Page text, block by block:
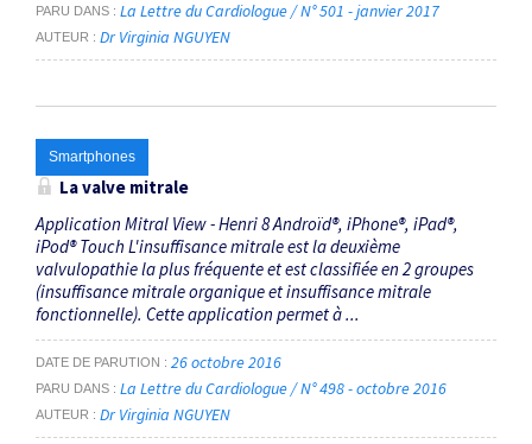
PARU DANS La Lettre du Cardiologue / N° 501 - janvier 2017
AUTEUR Dr Virginia NGUYEN
Smartphones
La valve mitrale
Application Mitral View - Henri 8 Androïd®, iPhone®, iPad®,
iPod® Touch L'insuffisance mitrale est la deuxième
valvulopathie la plus fréquente et est classifiée en 2 groupes
(insuffisance mitrale organique et insuffisance mitrale
fonctionnelle). Cette application permet à ...
DATE DE PARUTION 26 octobre 2016
PARU DANS La Lettre du Cardiologue / N° 498 - octobre 2016
AUTEUR Dr Virginia NGUYEN